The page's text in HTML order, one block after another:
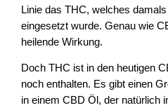
Linie das THC, welches
eingesetzt wurde. Genau wie
heilende Wirkung.
Doch THC ist in den heutigen
noch enthalten. Es gibt einen
in einem CBD Öl, der natürlich